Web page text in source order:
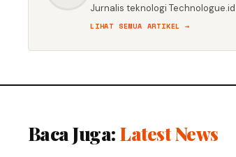
Jurnalis teknologi
LIHAT SEMUA ARTIKEL →
Baca Juga: Latest News